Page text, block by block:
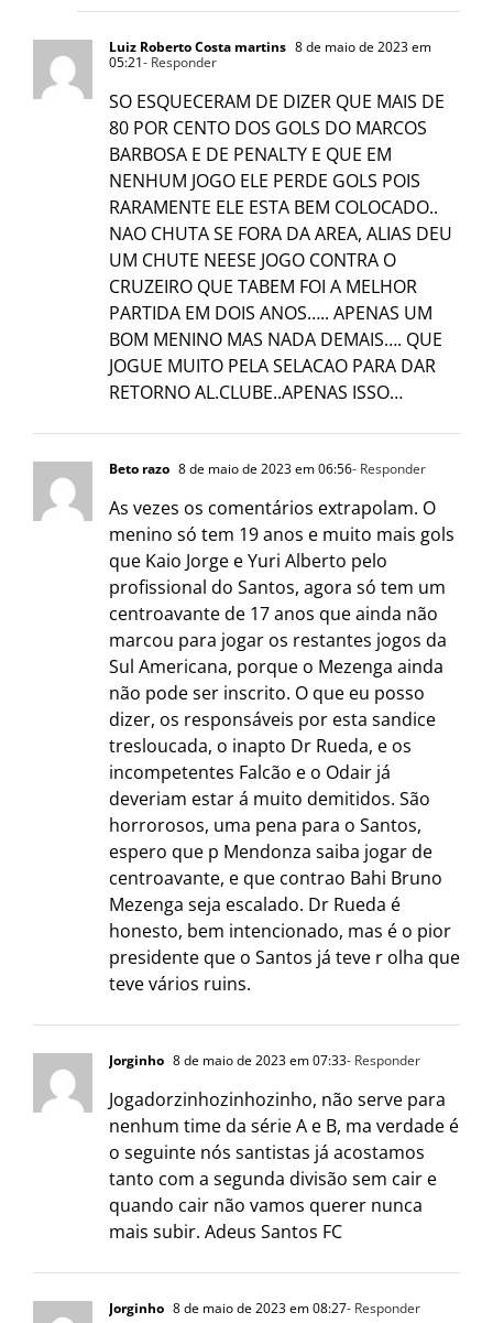
Luiz Roberto Costa martins 8 de maio de 2023 em
05:21- Responder
SO ESQUECERAM DE DIZER QUE MAIS DE
80 POR CENTO DOS GOLS DO MARCOS
BARBOSA E DE PENALTY E QUE EM
NENHUM JOGO ELE PERDE GOLS POIS
RARAMENTE ELE ESTA BEM COLOCADO..
NAO CHUTA SE FORA DA AREA, ALIAS DEU
UM CHUTE NEESE JOGO CONTRA O
CRUZEIRO QUE TABEM FOI A MELHOR
PARTIDA EM DOIS ANOS….. APENAS UM
BOM MENINO MAS NADA DEMAIS…. QUE
JOGUE MUITO PELA SELACAO PARA DAR
RETORNO AL.CLUBE..APENAS ISSO…
Beto razo 8 de maio de 2023 em 06:56- Responder
As vezes os comentários extrapolam. O
menino só tem 19 anos e muito mais gols
que Kaio Jorge e Yuri Alberto pelo
profissional do Santos, agora só tem um
centroavante de 17 anos que ainda não
marcou para jogar os restantes jogos da
Sul Americana, porque o Mezenga ainda
não pode ser inscrito. O que eu posso
dizer, os responsáveis por esta sandice
tresloucada, o inapto Dr Rueda, e os
incompetentes Falcão e o Odair já
deveriam estar á muito demitidos. São
horrorosos, uma pena para o Santos,
espero que p Mendonza saiba jogar de
centroavante, e que contrao Bahi Bruno
Mezenga seja escalado. Dr Rueda é
honesto, bem intencionado, mas é o pior
presidente que o Santos já teve r olha que
teve vários ruins.
Jorginho 8 de maio de 2023 em 07:33- Responder
Jogadorzinhozinhozinho, não serve para
nenhum time da série A e B, ma verdade é
o seguinte nós santistas já acostamos
tanto com a segunda divisão sem cair e
quando cair não vamos querer nunca
mais subir. Adeus Santos FC
Jorginho 8 de maio de 2023 em 08:27- Responder